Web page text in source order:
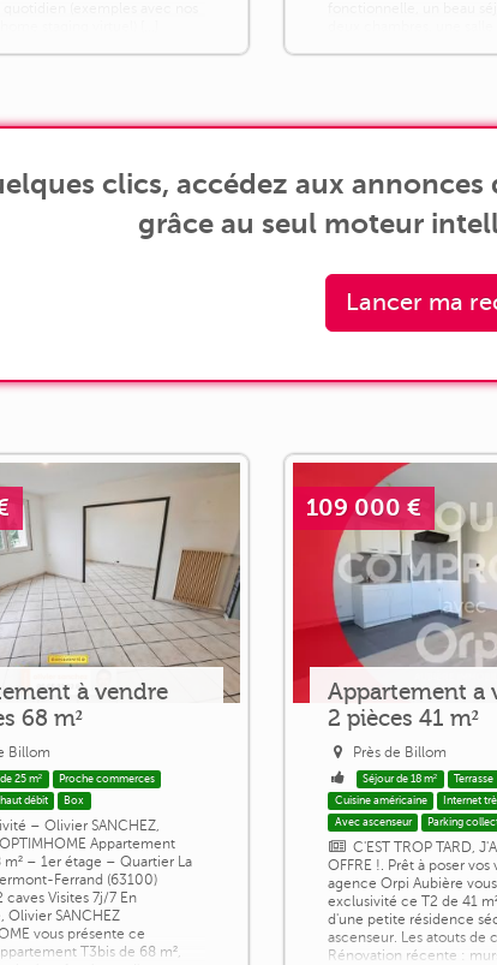
clics, accédez aux
grâce au seul moteur
Lancer ma
à vendre
68 m²
Billom
25 m²
Proche commerces
débit
Box
– Olivier SANCHEZ,
Appartement
m² – 1er étage – Quartier La
Ferrand (63100)
caves Visites 7j/7 En
Olivier SANCHEZ
vous présente ce
T3bis de 68 m²,
109 000 €
Appartement a
2 pièces 41 m²
Près de Billom
Séjour de 18 m²
Terrasse
Cuisine américaine
Internet
Avec ascenseur
Parking
C'EST TROP TARD,
OFFRE !. Prêt à poser vos
agence Orpi Aubière
exclusivité ce T2 de 41
d'une petite résidence
ascenseur. Les atouts de
Rénovation récente :